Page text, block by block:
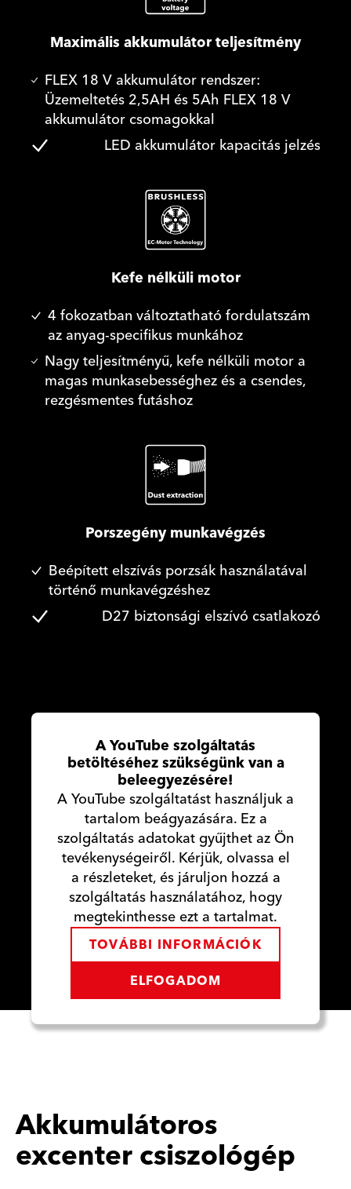
Maximális akkumulátor teljesítmény
FLEX 18 V akkumulátor rendszer:
Üzemeltetés 2,5AH és 5Ah FLEX 18 V
akkumulátor csomagokkal
LED akkumulátor kapacitás jelzés
Kefe nélküli motor
4 fokozatban változtatható fordulatszám
az anyag-specifikus munkához
Nagy teljesítményű, kefe nélküli motor a
magas munkasebességhez és a csendes,
rezgésmentes futáshoz
Porszegény munkavégzés
Beépített elszívás porzsák használatával
történő munkavégzéshez
D27 biztonsági elszívó csatlakozó
A YouTube szolgáltatás
betöltéséhez szükségünk van a
beleegyezésére!
A YouTube szolgáltatást használjuk a
tartalom beágyazására. Ez a
szolgáltatás adatokat gyűjthet az Ön
tevékenységeiről. Kérjük, olvassa el
a részleteket, és járuljon hozzá a
szolgáltatás használatához, hogy
megtekinthesse ezt a tartalmat.
TOVÁBBI INFORMÁCIÓK
ELFOGADOM
Akkumulátoros
excenter csiszológép